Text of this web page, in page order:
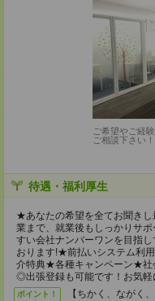
ご希望やご経
ご相談下さい！
待遇・福利厚生
★あなたの希望を全てお聞き
業まで、就業後もしっかりサ
すい会社ナンバーワンを目指
おります!★前払いシステム利
介特典★各種キャンペーン★
◎出張登録も可能です！お気軽
ポイント！
【ちかく、ながく